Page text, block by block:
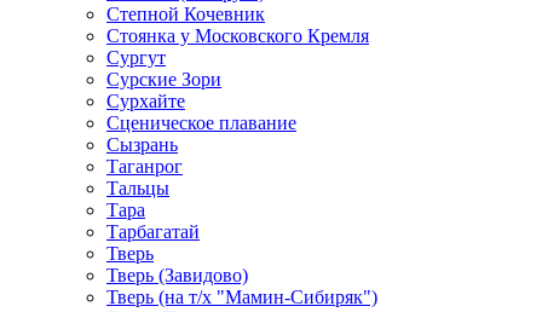
Степной Кочевник
Стоянка у Московского Кремля
Сургут
Сурские Зори
Сурхайте
Сценическое плавание
Сызрань
Таганрог
Тальцы
Тара
Тарбагатай
Тверь
Тверь (Завидово)
Тверь (на т/х "Мамин-Сибиряк")